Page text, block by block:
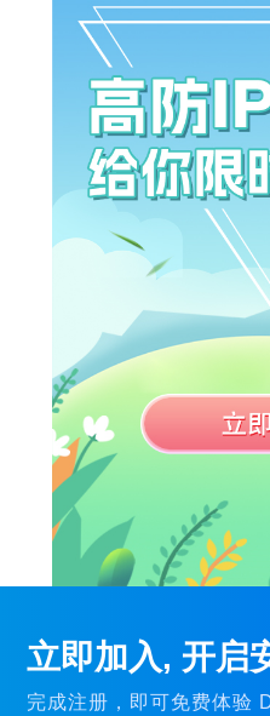
立即加入, 开启
完成注册，即可免费体验